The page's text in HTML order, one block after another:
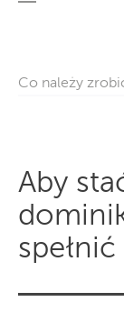
Co należy
Aby